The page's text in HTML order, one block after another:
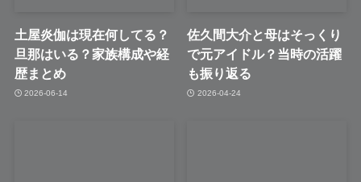
土屋炎伽は現在何してる？
旦那はいる？家族構成や経
歴まとめ
2026-06-14
佐久間大介と母はそっくり
で元アイドル？当時の活躍
も振り返る
2026-04-24